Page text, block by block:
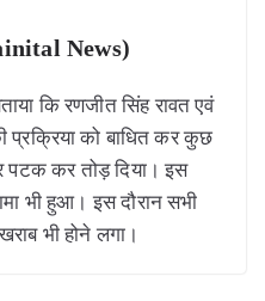
News)
कि रणजीत सिंह रावत एवं
को बाधित कर कुछ
पटक कर तोड़ दिया। इस
भी हुआ। इस दौरान सभी
भी होने लगा।